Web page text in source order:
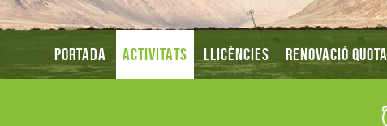
PORTADA ACTIVITATS LLICÈNCIES RENOVACIÓ QUOTA